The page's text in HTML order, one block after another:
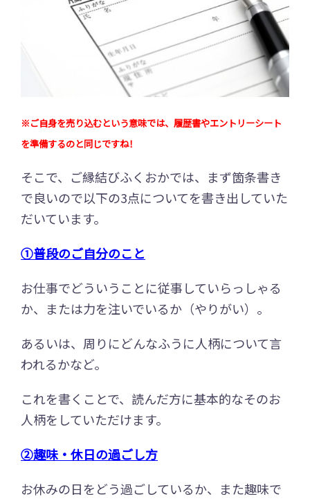
※ご自身を売り込むという意味では、履歴書やエントリーシート
を準備するのと同じですね！
そこで、ご縁結びふくおかでは、まず箇条書き
で良いので以下の3点についてを書き出していた
だいています。
①普段のご自分のこと
お仕事でどういうことに従事していらっしゃる
か、または力を注いでいるか（やりがい）。
あるいは、周りにどんなふうに人柄について言
われるかなど。
これを書くことで、読んだ方に基本的なそのお
人柄をしていただけます。
②趣味・休日の過ごし方
お休みの日をどう過ごしているか、また趣味で